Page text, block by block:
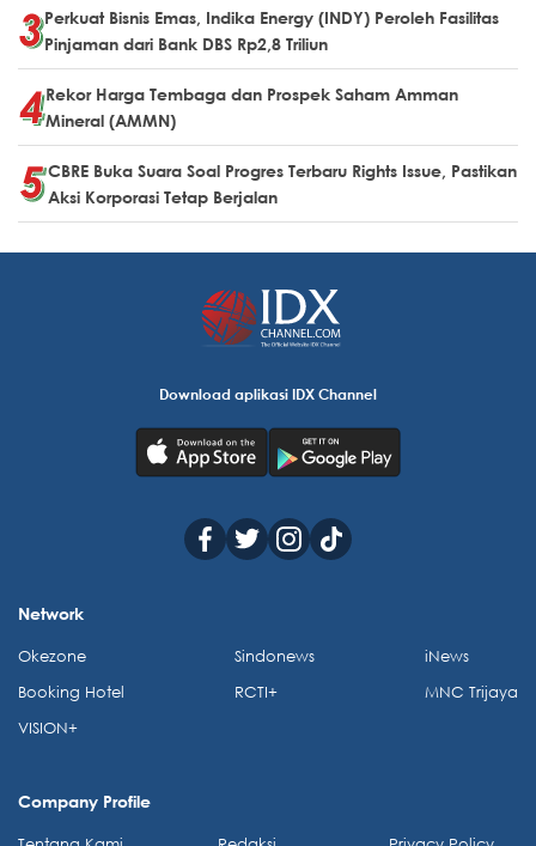
Perkuat Bisnis Emas, Indika Energy (INDY) Peroleh Fasilitas
Pinjaman dari Bank DBS Rp2,8 Triliun
Rekor Harga Tembaga dan Prospek Saham Amman
Mineral (AMMN)
CBRE Buka Suara Soal Progres Terbaru Rights Issue, Pastikan
Aksi Korporasi Tetap Berjalan
Download aplikasi IDX Channel
Network
Okezone
Booking Hotel
VISION+
Sindonews
RCTI+
iNews
MNC Trijaya
Company Profile